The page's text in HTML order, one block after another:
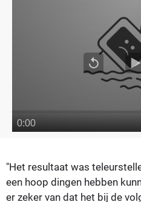
"Het resultaat was
een hoop dingen hebben
er zeker van dat het bij de